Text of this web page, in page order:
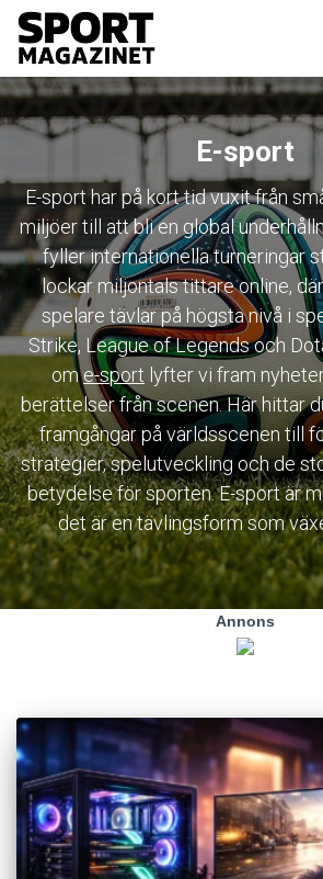
E-sport
E-sport har på kort tid vuxit från
miljöer till att bli en global
fyller internationella turneringar
lockar miljontals tittare online,
spelare tävlar på högsta nivå i
Strike, League of Legends och
ome-sport lyfter vi fram
berättelser från scenen. Här hittar
framgångar på världsscenen till
strategier, spelutveckling och de
betydelse för sporten. E-sport är
det är en tävlingsform som
Annons